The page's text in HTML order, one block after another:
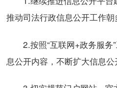
推动司法行政信息公开工作朝
2.按照“互联网+政务服务”
息公开内容，不断扩大信息公